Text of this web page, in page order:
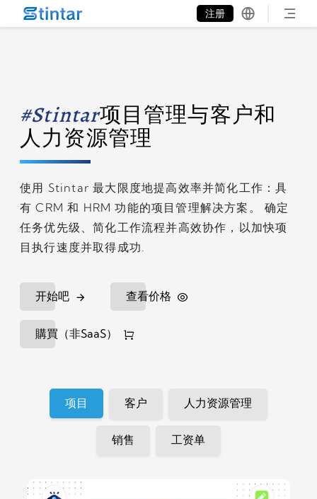
put google tag in file
注册
#Stintar项目管理与客户和
人力资源管理
使用 Stintar 最大限度地提高效率并简化工作：具
有 CRM 和 HRM 功能的项目管理解决方案。 确定
任务优先级、简化工作流程并高效协作，以加快项
目执行速度并取得成功.
开始吧 查看价格
購買（非SaaS）
项目 客户 人力资源管理
销售 工资单